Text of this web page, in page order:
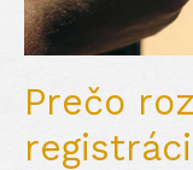
Prečo